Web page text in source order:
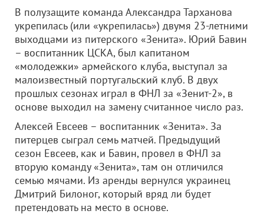
В полузащите команда Александра Тарханова
укрепилась (или «укрепилась») двумя 23-летними
выходцами из питерского «Зенита». Юрий Бавин
– воспитанник ЦСКА, был капитаном
«молодежки» армейского клуба, выступал за
малоизвестный португальский клуб. В двух
прошлых сезонах играл в ФНЛ за «Зенит-2», в
основе выходил на замену считанное число раз.
Алексей Евсеев – воспитанник «Зенита». За
питерцев сыграл семь матчей. Предыдущий
сезон Евсеев, как и Бавин, провел в ФНЛ за
вторую команду «Зенита», там он отличился
семью мячами. Из аренды вернулся украинец
Дмитрий Билоног, который вряд ли будет
претендовать на место в основе.